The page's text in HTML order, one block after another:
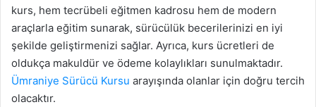
kurs, hem tecrübeli eğitmen kadrosu hem de modern
araçlarla eğitim sunarak, sürücülük becerilerinizi en iyi
şekilde geliştirmenizi sağlar. Ayrıca, kurs ücretleri de
oldukça makuldür ve ödeme kolaylıkları sunulmaktadır.
Ümraniye Sürücü Kursu arayışında olanlar için doğru tercih
olacaktır.